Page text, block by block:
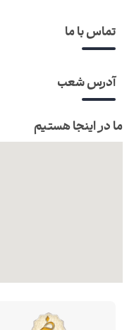
تماس با ما
آدرس شعب
ما در اینجا هستیم